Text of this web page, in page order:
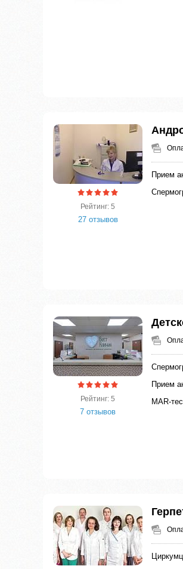
Рейтинг: 5
27 отзывов
Прием
Рейтинг: 5
7 отзывов
Прием
MAR-